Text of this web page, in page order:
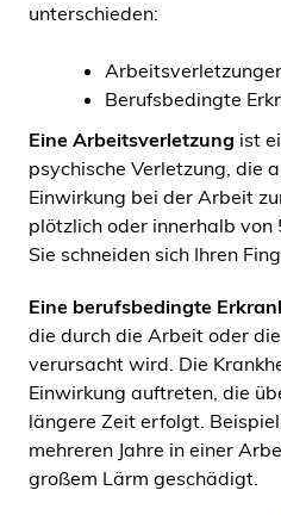
unterschieden:
Berufsbedingte
Eine Arbeitsverletzung ist
psychische Verletzung, die
Einwirkung bei der Arbeit
plötzlich oder innerhalb
Sie schneiden sich Ihren
Eine berufsbedingte
die durch die Arbeit oder
verursacht wird. Die
Einwirkung auftreten, die
längere Zeit erfolgt.
mehreren Jahre in einer
großem Lärm geschädigt.